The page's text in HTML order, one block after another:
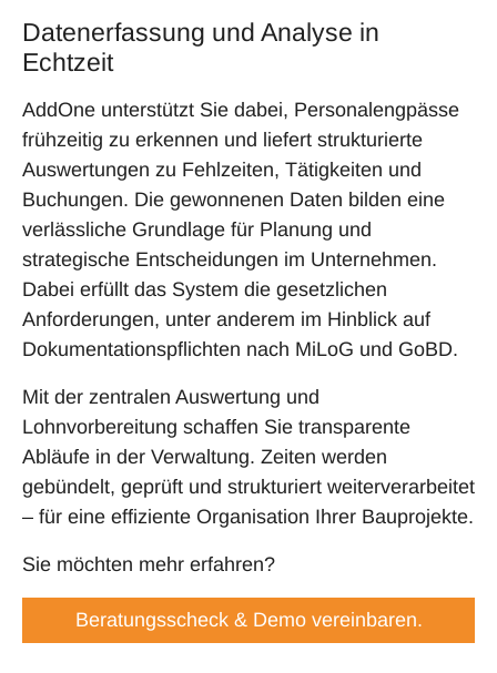
Datenerfassung und Analyse in
Echtzeit
AddOne unterstützt Sie dabei, Personalengpässe
frühzeitig zu erkennen und liefert strukturierte
Auswertungen zu Fehlzeiten, Tätigkeiten und
Buchungen. Die gewonnenen Daten bilden eine
verlässliche Grundlage für Planung und
strategische Entscheidungen im Unternehmen.
Dabei erfüllt das System die gesetzlichen
Anforderungen, unter anderem im Hinblick auf
Dokumentationspflichten nach MiLoG und GoBD.
Mit der zentralen Auswertung und
Lohnvorbereitung schaffen Sie transparente
Abläufe in der Verwaltung. Zeiten werden
gebündelt, geprüft und strukturiert weiterverarbeitet
– für eine effiziente Organisation Ihrer Bauprojekte.
Sie möchten mehr erfahren?
Beratungsscheck & Demo vereinbaren.